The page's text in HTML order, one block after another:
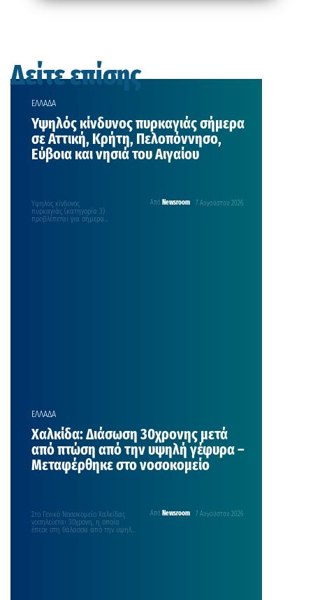
Δείτε επίσης
ΕΛΛΑΔΑ
Υψηλός κίνδυνος πυρκαγιάς σήμερα
σε Αττική, Κρήτη, Πελοπόννησο,
Εύβοια και νησιά του Αιγαίου
Από Newsroom 7 Αυγούστου 2026
Υψηλός κίνδυνος
πυρκαγιάς (κατηγορία 3)
προβλέπεται για σήμερα
ΕΛΛΑΔΑ
Χαλκίδα: Διάσωση 30χρονης μετά
από πτώση από την υψηλή γέφυρα –
Μεταφέρθηκε στο νοσοκομείο
Από Newsroom 7 Αυγούστου 2026
Στο Γενικό Νοσοκομείο Χαλκίδας
νοσηλεύεται 30χρονη, η οποία
έπεσε στη θάλασσα από την υψηλή